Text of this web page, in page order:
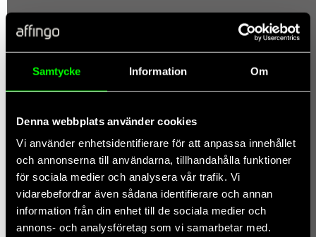
Samtycke Information Om
Denna webbplats använder cookies
Vi använder enhetsidentifierare för att anpassa innehållet
och annonserna till användarna, tillhandahålla funktioner
för sociala medier och analysera vår trafik. Vi
vidarebefordrar även sådana identifierare och annan
information från din enhet till de sociala medier och
annons- och analysföretag som vi samarbetar med.